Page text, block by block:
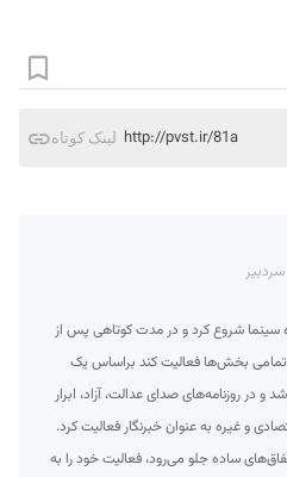
لینک کوتاه http://pvst.ir/81a
سردبیر
سینما شروع کرد و در مدت کوتاهی پس از
در تمامی بخش‌ها فعالیت کند براساس یک
و در روزنامه‌های صدای عدالت، آزاد، ابرار
و غیره به عنوان خبرنگار فعالیت کرد.
ساده جلو می‌رود، فعالیت خود را به